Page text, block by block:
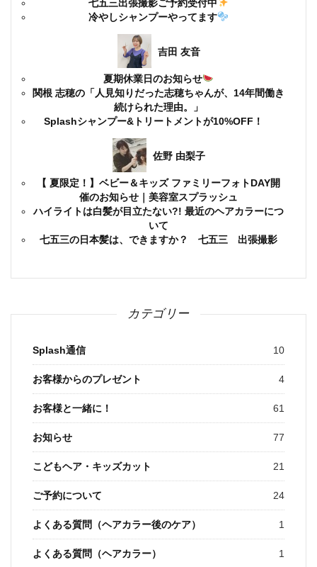
七五三出張撮影ご予約受付中
冷やしシャンプーやってます
吉田 友音
夏期休業日のお知らせ
関根 志穂の「人見知りだった志穂ちゃんが、14年間働き
続けられた理由。」
Splashシャンプー&トリートメントが10%OFF！
佐野 由梨子
【 夏限定！】ベビー＆キッズ ファミリーフォトDAY開
催のお知らせ｜美容室スプラッシュ
ハイライトは白髪が目立たない?! 最近のヘアカラーにつ
いて
七五三の日本髪は、できますか？ 七五三 出張撮影
カテゴリー
Splash通信 10
お客様からのプレゼント 4
お客様と一緒に！ 61
お知らせ 77
こどもヘア・キッズカット 21
ご予約について 24
よくある質問（ヘアカラー後のケア） 1
よくある質問（ヘアカラー） 1